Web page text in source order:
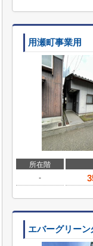
用瀬町事業用
所在階
-
エバーグリーン